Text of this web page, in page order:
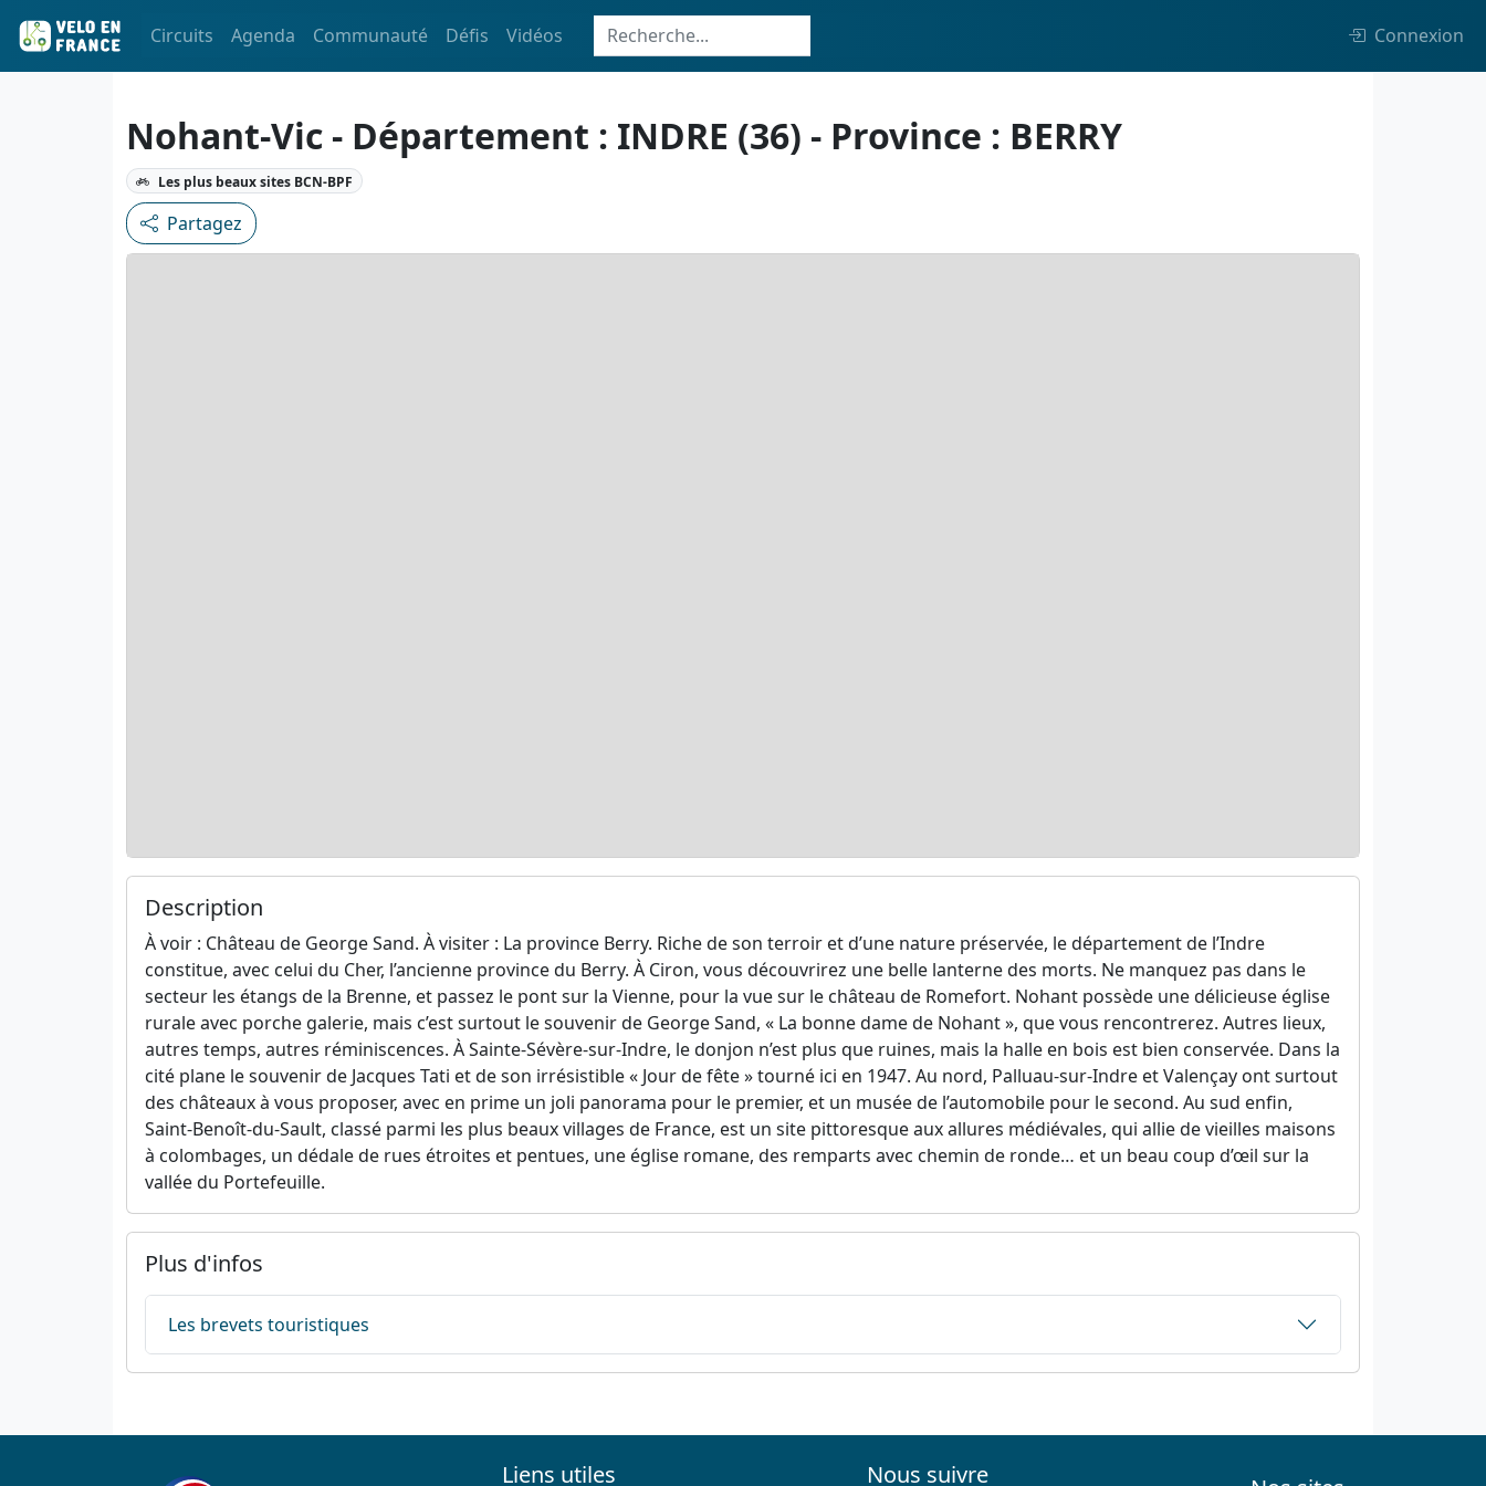
Circuits Agenda Communauté Défis Vidéos Connexion
Nohant-Vic - Département : INDRE (36) - Province : BERRY
Les plus beaux sites BCN-BPF
Partagez
Description
À voir : Château de George Sand. À visiter : La province Berry. Riche de son terroir et d’une nature préservée, le département de l’Indre
constitue, avec celui du Cher, l’ancienne province du Berry. À Ciron, vous découvrirez une belle lanterne des morts. Ne manquez pas dans le
secteur les étangs de la Brenne, et passez le pont sur la Vienne, pour la vue sur le château de Romefort. Nohant possède une délicieuse église
rurale avec porche galerie, mais c’est surtout le souvenir de George Sand, « La bonne dame de Nohant », que vous rencontrerez. Autres lieux,
autres temps, autres réminiscences. À Sainte-Sévère-sur-Indre, le donjon n’est plus que ruines, mais la halle en bois est bien conservée. Dans la
cité plane le souvenir de Jacques Tati et de son irrésistible « Jour de fête » tourné ici en 1947. Au nord, Palluau-sur-Indre et Valençay ont surtout
des châteaux à vous proposer, avec en prime un joli panorama pour le premier, et un musée de l’automobile pour le second. Au sud enfin,
Saint-Benoît-du-Sault, classé parmi les plus beaux villages de France, est un site pittoresque aux allures médiévales, qui allie de vieilles maisons
à colombages, un dédale de rues étroites et pentues, une église romane, des remparts avec chemin de ronde… et un beau coup d’œil sur la
vallée du Portefeuille.
Plus d'infos
Les brevets touristiques
Liens utiles Nous suivre